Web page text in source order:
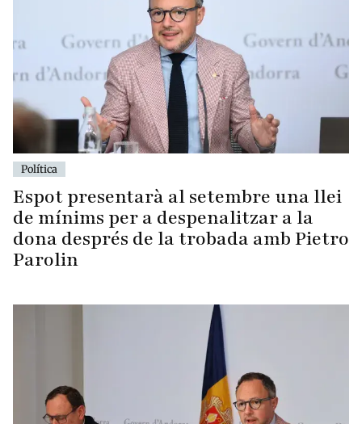
Política
Espot presentarà al setembre una llei
de mínims per a despenalitzar a la
dona després de la trobada amb Pietro
Parolin